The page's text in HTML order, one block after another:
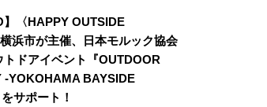
】〈HAPPY OUTSIDE
浜市が主催、日本モルック協会
トドアイベント『OUTDOOR
-YOKOHAMA BAYSIDE
サポート！